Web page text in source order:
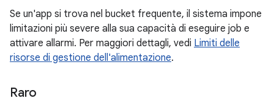
Se un'app si trova nel bucket frequente, il sistema impone
limitazioni più severe alla sua capacità di eseguire job e
attivare allarmi. Per maggiori dettagli, vedi Limiti delle
risorse di gestione dell'alimentazione.
Raro